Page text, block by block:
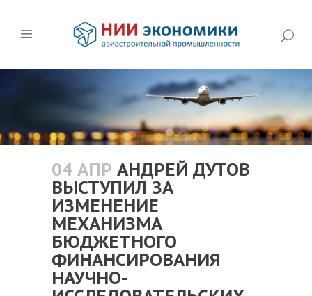
04 АПР АНДРЕЙ ДУТОВ
ВЫСТУПИЛ ЗА
ИЗМЕНЕНИЕ
МЕХАНИЗМА
БЮДЖЕТНОГО
ФИНАНСИРОВАНИЯ
НАУЧНО-